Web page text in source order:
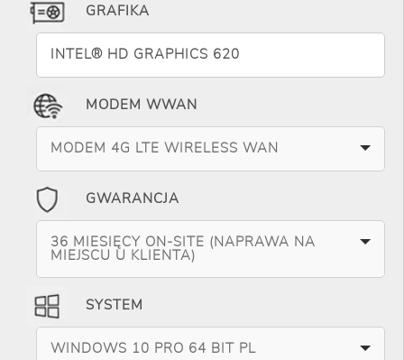
GRAFIKA
INTEL® HD GRAPHICS 620
MODEM WWAN
MODEM 4G LTE WIRELESS WAN
GWARANCJA
36 MIESIĘCY ON-SITE (NAPRAWA NA
MIEJSCU U KLIENTA)
SYSTEM
WINDOWS 10 PRO 64 BIT PL